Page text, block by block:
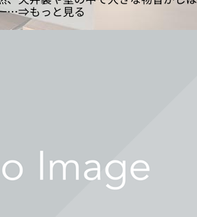
…⇒もっと見る